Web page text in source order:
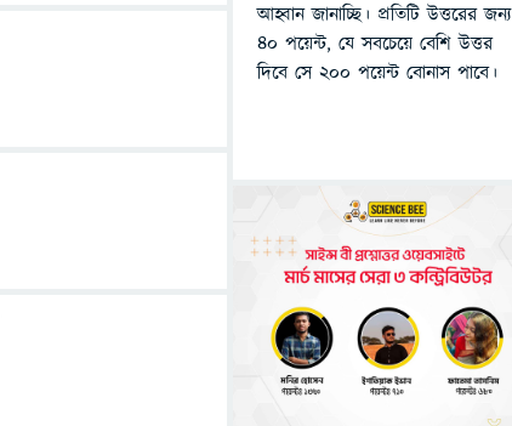
আহ্বান জানাচ্ছি। প্রতিটি উত্তরের জন্য
৪০ পয়েন্ট, যে সবচেয়ে বেশি উত্তর
দিবে সে ২০০ পয়েন্ট বোনাস পাবে।